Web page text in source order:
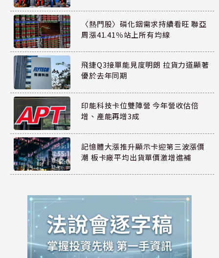
〈熱門股〉磷化銦需求持續看旺 聯亞
周漲41.41％站上所有均線
飛捷Q3接單能見度明朗 拉貨力道顯著
優於去年同期
印能科技卡位雙陣營 今年營收估倍
增、產能再增3成
記憶體大漲推升顯示卡迎第三波漲價
潮 板卡廠平均出貨單價激增進補